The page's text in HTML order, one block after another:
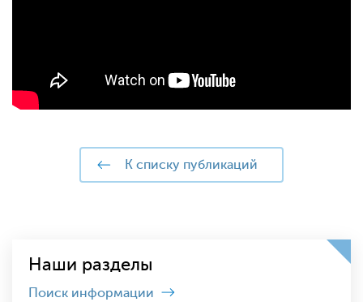
к списку публикаций
Наши разделы
Поиск информации